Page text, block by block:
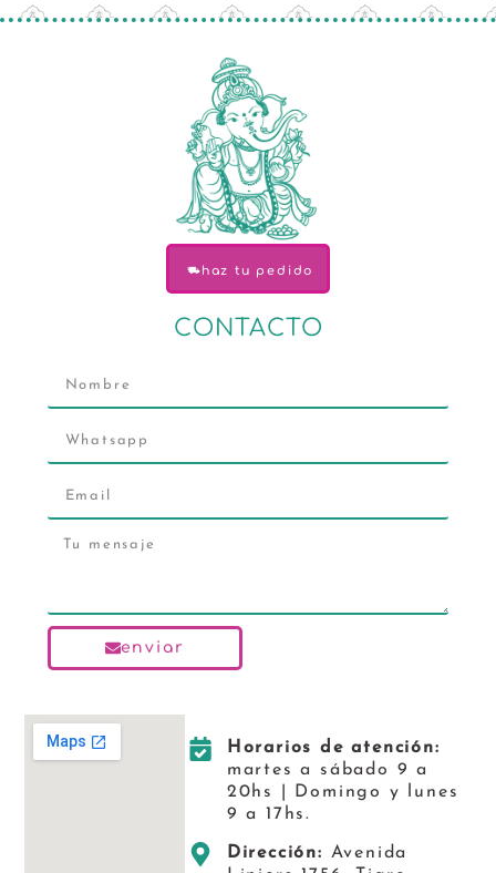
haz tu pedido
CONTACTO
enviar
Horarios de atención:
martes a sábado 9 a
20hs | Domingo y lunes
9 a 17hs.
Dirección: Avenida